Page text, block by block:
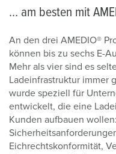
… am besten mit
An den drei AMEDIO®
können bis zu sechs E-
Mehr als vier sind es
Ladeinfrastruktur immer
wurde speziell für
entwickelt, die eine
Kunden aufbauen
Eichrechtskonformität,